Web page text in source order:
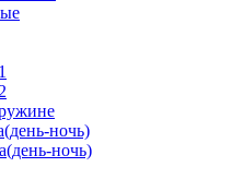
ночь)
ночь)